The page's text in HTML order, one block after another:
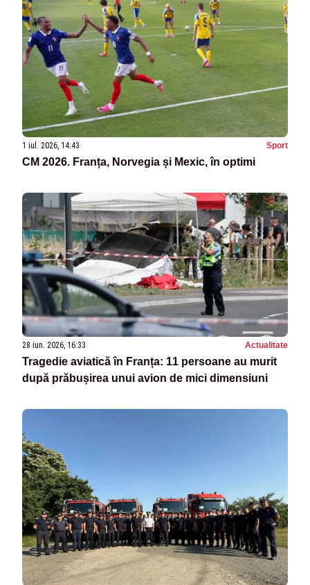
1 iul. 2026, 14:43 Sport
CM 2026. Franța, Norvegia și Mexic, în optimi
28 iun. 2026, 16:33 Actualitate
Tragedie aviatică în Franța: 11 persoane au murit
după prăbușirea unui avion de mici dimensiuni